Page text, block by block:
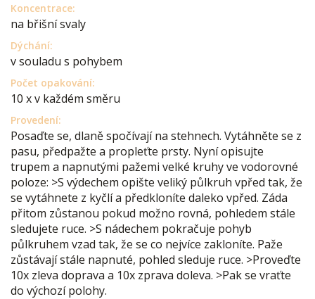
Koncentrace:
na břišní svaly
Dýchání:
v souladu s pohybem
Počet opakování:
10 x v každém směru
Provedení:
Posaďte se, dlaně spočívají na stehnech. Vytáhněte se z
pasu, předpažte a propleťte prsty. Nyní opisujte
trupem a napnutými pažemi velké kruhy ve vodorovné
poloze: >S výdechem opište veliký půlkruh vpřed tak, že
se vytáhnete z kyčlí a předkloníte daleko vpřed. Záda
přitom zůstanou pokud možno rovná, pohledem stále
sledujete ruce. >S nádechem pokračuje pohyb
půlkruhem vzad tak, že se co nejvíce zakloníte. Paže
zůstávají stále napnuté, pohled sleduje ruce. >Proveďte
10x zleva doprava a 10x zprava doleva. >Pak se vraťte
do výchozí polohy.